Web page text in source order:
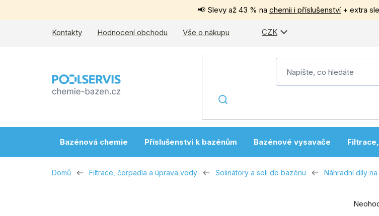
📢 Slevy až 43 % na chemii i příslušenství + extra
Kontakty Hodnocení obchodu Vše o nákupu CZK
Bazénová chemie Příslušenství k bazénům Bazénové vysavače
Domů Filtrace, čerpadla a úprava vody Solinátory a soli do bazénu Náhradní díly